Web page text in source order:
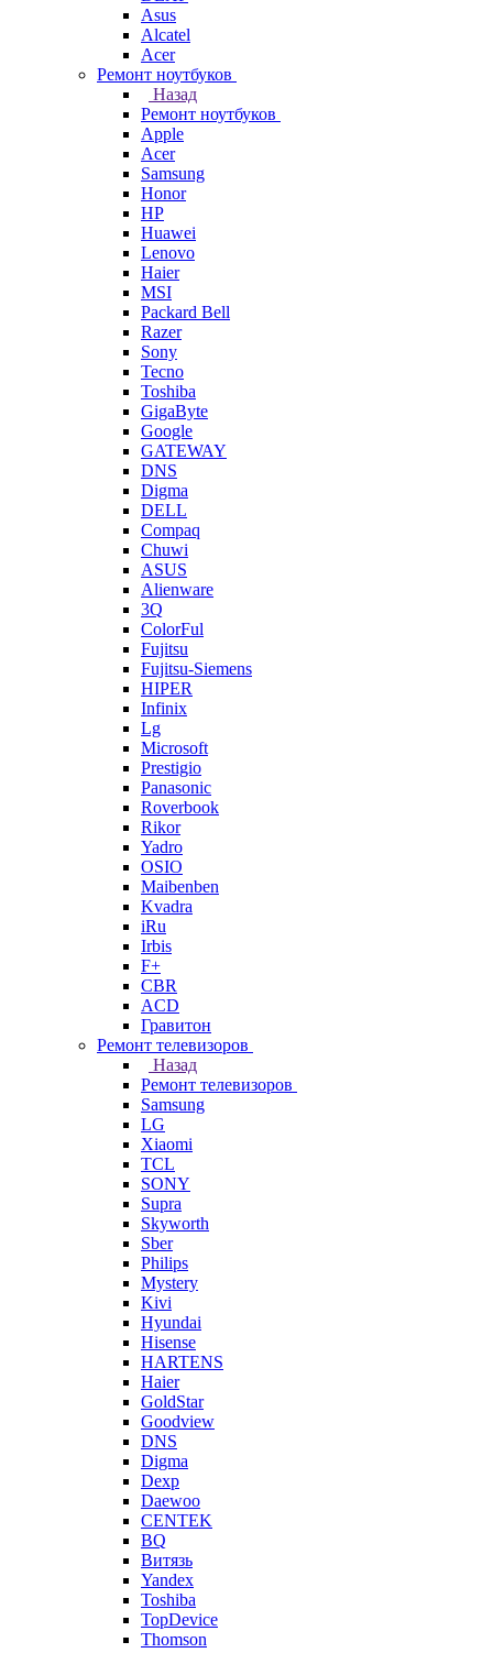
Asus
Alcatel
Acer
Ремонт ноутбуков
Назад
Ремонт ноутбуков
Apple
Acer
Samsung
Honor
HP
Huawei
Lenovo
Haier
MSI
Packard Bell
Razer
Sony
Tecno
Toshiba
GigaByte
Google
GATEWAY
DNS
Digma
DELL
Compaq
Chuwi
ASUS
Alienware
3Q
ColorFul
Fujitsu
Fujitsu-Siemens
HIPER
Infinix
Lg
Microsoft
Prestigio
Panasonic
Roverbook
Rikor
Yadro
OSIO
Maibenben
Kvadra
iRu
Irbis
F+
CBR
ACD
Гравитон
Ремонт телевизоров
Назад
Ремонт телевизоров
Samsung
LG
Xiaomi
TCL
SONY
Supra
Skyworth
Sber
Philips
Mystery
Kivi
Hyundai
Hisense
HARTENS
Haier
GoldStar
Goodview
DNS
Digma
Dexp
Daewoo
CENTEK
BQ
Витязь
Yandex
Toshiba
TopDevice
Thomson